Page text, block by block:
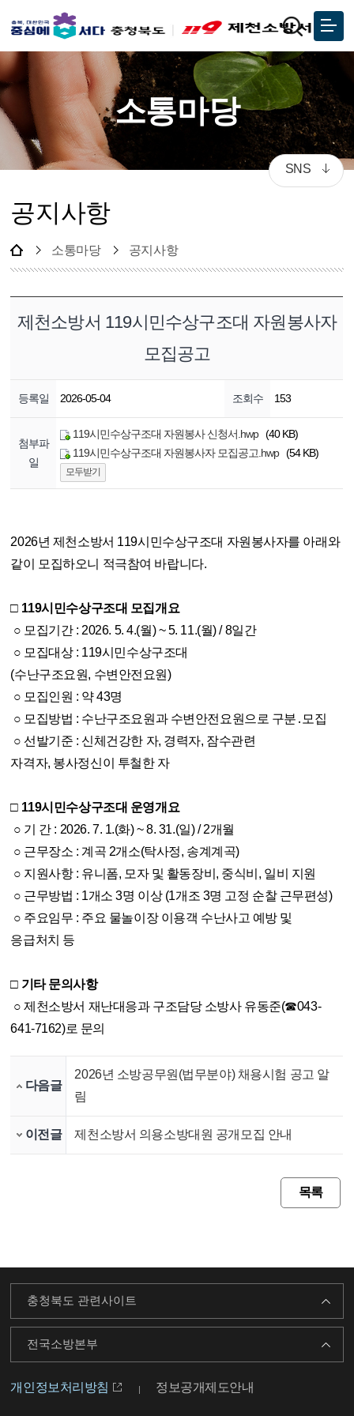
소통마당
공지사항
소통마당 공지사항
SNS
제천소방서 119시민수상구조대 자원봉사자
모집공고
등록일 2026-05-04 조회수 153
첨부파
일
119시민수상구조대 자원봉사 신청서.hwp(40 KB)
119시민수상구조대 자원봉사자 모집공고.hwp(54 KB)
모두받기
2026년 제천소방서 119시민수상구조대 자원봉사자를 아래와
같이 모집하오니 적극참여 바랍니다.
□ 119시민수상구조대 모집개요
○ 모집기간 : 2026. 5. 4.(월) ~ 5. 11.(월) / 8일간
○ 모집대상 : 119시민수상구조대
(수난구조요원, 수변안전요원)
○ 모집인원 : 약 43명
○ 모집방법 : 수난구조요원과 수변안전요원으로 구분․모집
○ 선발기준 : 신체건강한 자, 경력자, 잠수관련
자격자, 봉사정신이 투철한 자
□ 119시민수상구조대 운영개요
○ 기 간 : 2026. 7. 1.(화) ~ 8. 31.(일) / 2개월
○ 근무장소 : 계곡 2개소(탁사정, 송계계곡)
○ 지원사항 : 유니폼, 모자 및 활동장비, 중식비, 일비 지원
○ 근무방법 : 1개소 3명 이상 (1개조 3명 고정 순찰 근무편성)
○ 주요임무 : 주요 물놀이장 이용객 수난사고 예방 및
응급처치 등
□ 기타 문의사항
○ 제천소방서 재난대응과 구조담당 소방사 유동준(☎043-
641-7162)로 문의
다음글
2026년 소방공무원(법무분야) 채용시험 공고 알
림
이전글 제천소방서 의용소방대원 공개모집 안내
목록
충청북도 관련사이트
전국소방본부
개인정보처리방침 정보공개제도안내